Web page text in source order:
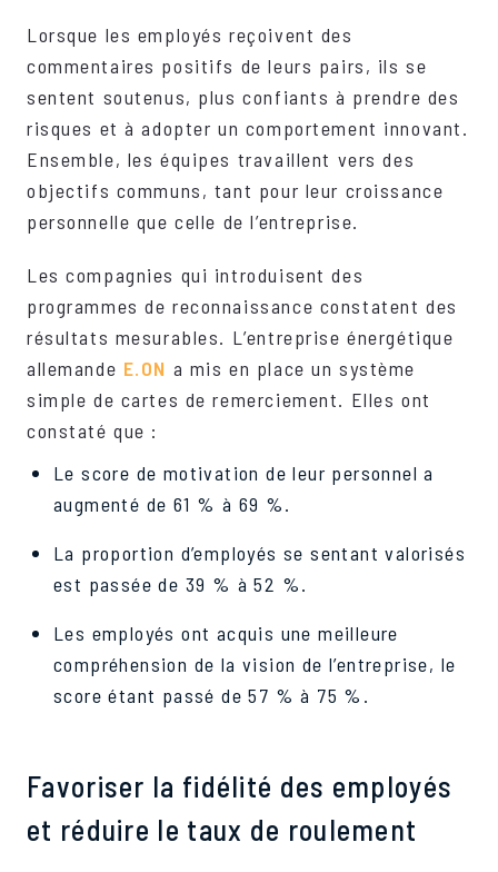
Lorsque les employés reçoivent des
commentaires positifs de leurs pairs, ils se
sentent soutenus, plus confiants à prendre des
risques et à adopter un comportement innovant.
Ensemble, les équipes travaillent vers des
objectifs communs, tant pour leur croissance
personnelle que celle de l’entreprise.
Les compagnies qui introduisent des
programmes de reconnaissance constatent des
résultats mesurables. L’entreprise énergétique
allemande E.ON a mis en place un système
simple de cartes de remerciement. Elles ont
constaté que :
Le score de motivation de leur personnel a
augmenté de 61 % à 69 %.
La proportion d’employés se sentant valorisés
est passée de 39 % à 52 %.
Les employés ont acquis une meilleure
compréhension de la vision de l’entreprise, le
score étant passé de 57 % à 75 %.
Favoriser la fidélité des employés
et réduire le taux de roulement